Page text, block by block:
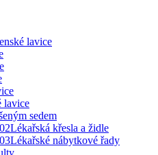
lavice
lavice
sedem
Lékařská křesla a židle
Lékařské nábytkové řady